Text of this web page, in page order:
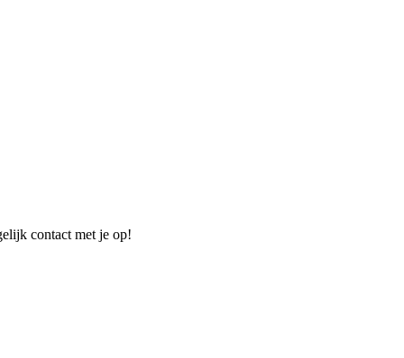
contact met je op!